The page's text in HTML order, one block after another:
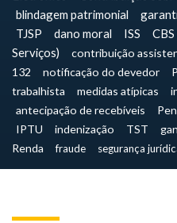
blindagem patrimonial
TJSP
dano moral ISS
Serviços)
contribuição
132
notificação do devedor
trabalhista
medidas atípicas
antecipação de recebíveis
IPTU
indenização TST
Renda
fraude segurança